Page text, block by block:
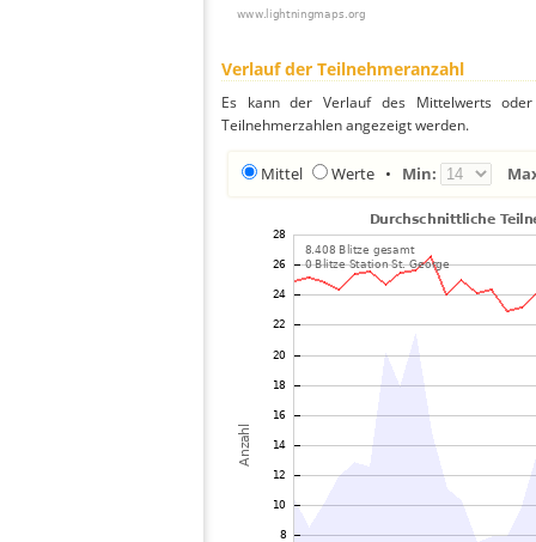
Verlauf der Teilnehmeranzahl
Es kann der Verlauf des Mittelwerts
Teilnehmerzahlen angezeigt werden.
Mittel Werte • Min: